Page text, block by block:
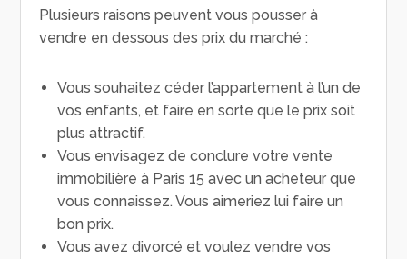
Plusieurs raisons peuvent vous pousser à
vendre en dessous des prix du marché :
Vous souhaitez céder l’appartement à l’un de
vos enfants, et faire en sorte que le prix soit
plus attractif.
Vous envisagez de conclure votre vente
immobilière à Paris 15 avec un acheteur que
vous connaissez. Vous aimeriez lui faire un
bon prix.
Vous avez divorcé et voulez vendre vos